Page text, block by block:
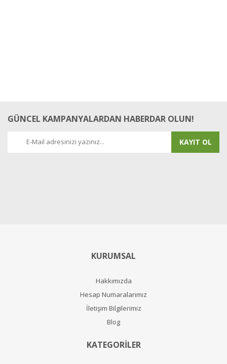
GÜNCEL KAMPANYALARDAN HABERDAR OLUN!
KAYIT OL
KURUMSAL
Hakkımızda
Hesap Numaralarımız
İletişim Bilgilerimiz
Blog
KATEGORİLER